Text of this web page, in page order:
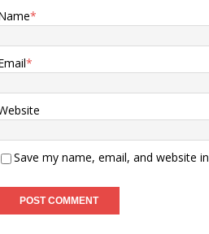
*
*
Save my name, email, and website